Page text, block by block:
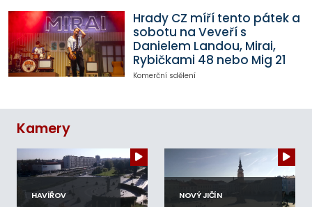
Hrady CZ míří tento pátek a
sobotu na Veveří s
Danielem Landou, Mirai,
Rybičkami 48 nebo Mig 21
Komerční sdělení
Kamery
HAVÍŘOV NOVÝ JIČÍN